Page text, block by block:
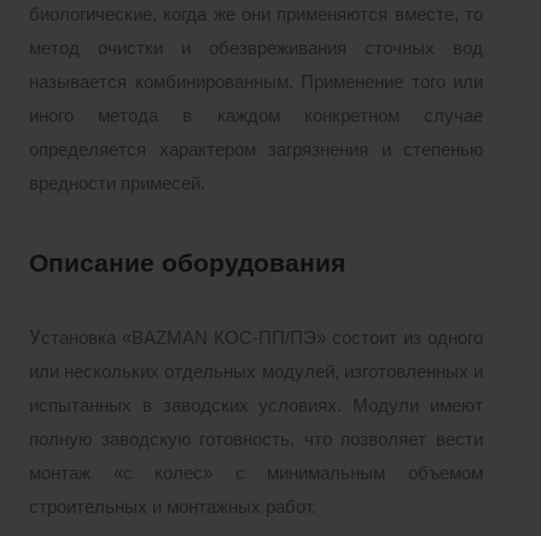
биологические, когда же они применяются вместе, то
метод очистки и обезвреживания сточных вод
называется комбинированным. Применение того или
иного метода в каждом конкретном случае
определяется характером загрязнения и степенью
вредности примесей.
Описание оборудования
Установка «BAZMAN КОС-ПП/ПЭ» состоит из одного
или нескольких отдельных модулей, изготовленных и
испытанных в заводских условиях. Модули имеют
полную заводскую готовность, что позволяет вести
монтаж «с колес» с минимальным объемом
строительных и монтажных работ.